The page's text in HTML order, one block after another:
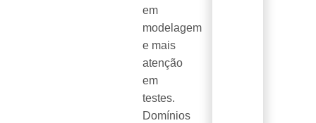
em
modelagem
e mais
atenção
em
testes.
Domínios